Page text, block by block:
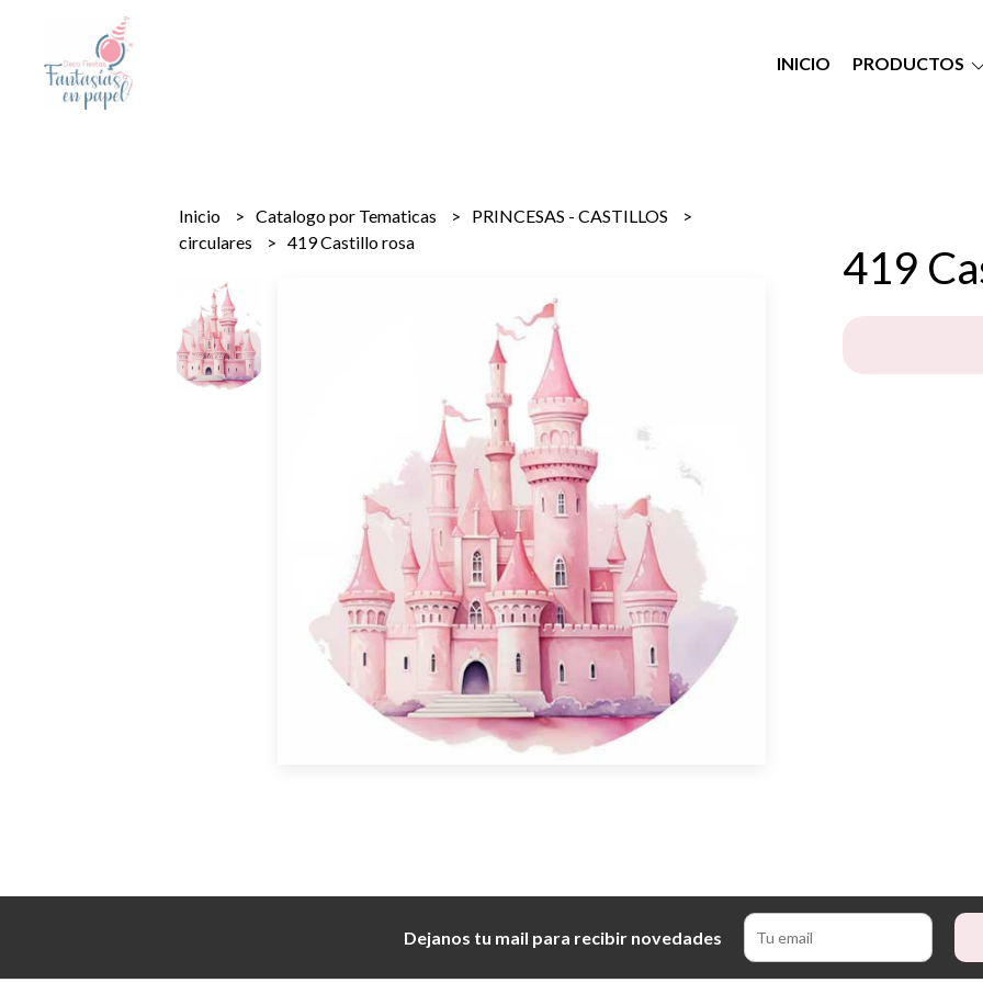
INICIO PRODUCTOS
Inicio Catalogo por Tematicas
PRINCESAS - CASTILLOS
circulares
419 Castillo rosa 419
Dejanos tu mail para recibir novedades